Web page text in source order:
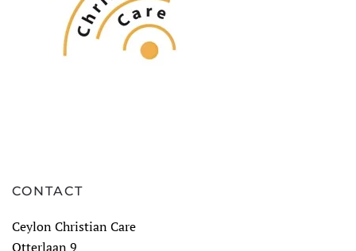
CONTACT
Ceylon Christian Care
Otterlaan 9